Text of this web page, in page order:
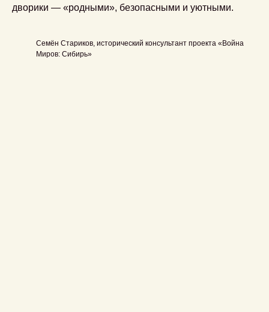
дворики — «родными», безопасными и уютными.
Семён Стариков, исторический консультант проекта «Война
Миров: Сибирь»